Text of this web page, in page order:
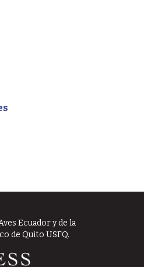
Ecuador y de la
de Quito USFQ.